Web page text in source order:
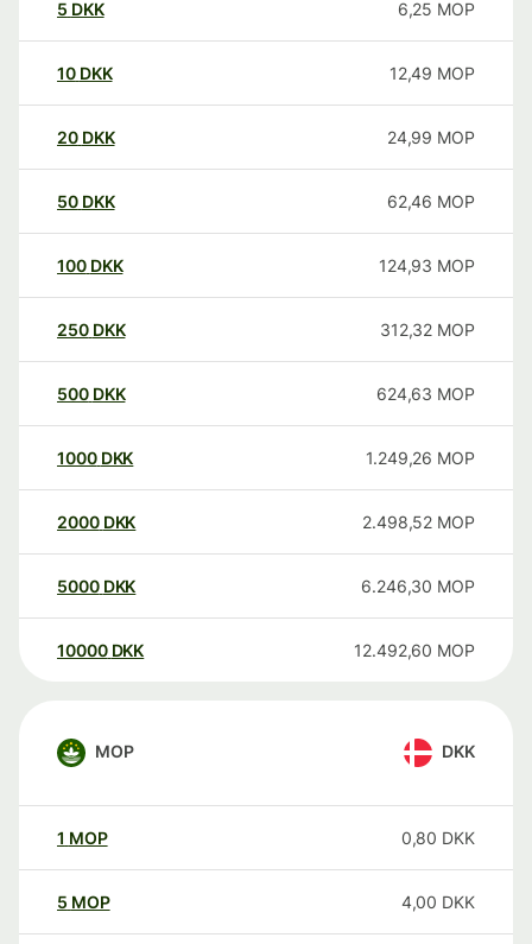
5 DKK 6,25 MOP
10 DKK 12,49 MOP
20 DKK 24,99 MOP
50 DKK 62,46 MOP
100 DKK 124,93 MOP
250 DKK 312,32 MOP
500 DKK 624,63 MOP
1000 DKK 1.249,26 MOP
2000 DKK 2.498,52 MOP
5000 DKK 6.246,30 MOP
10000 DKK 12.492,60 MOP
MOP DKK
1 MOP 0,80 DKK
5 MOP 4,00 DKK